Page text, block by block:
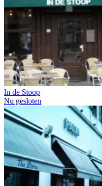
In de Stoop
Nu gesloten